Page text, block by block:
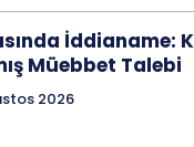
İddianame:
Müebbet Talebi
2026